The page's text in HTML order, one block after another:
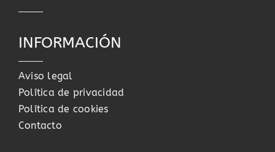
INFORMACIÓN
Aviso legal
Política de privacidad
Política de cookies
Contacto